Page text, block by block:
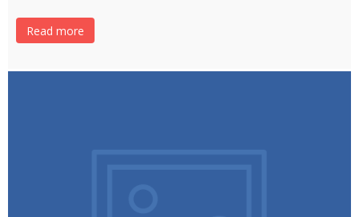
Read more